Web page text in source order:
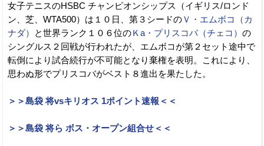
女子テニスのHSBC チャンピオンシップス（イギリス/ロンド
ン、芝、WTA500）は１０日、第３シードのＶ・エムボコ（カ
ナダ）
と世界ランク１０６位のＫa・プリスコバ（チェコ） の
シングルス２回戦が行われたが、エムボコが第２セット途中で
転倒により試合続行が不可能となり棄権を表明。これにより、
思わぬ形でプリスコバがベスト８進出を果たした。
＞＞島袋 将vsキリオス 1ポイント速報＜＜
＞＞島袋 将ら ボス・オープン組合せ＜＜